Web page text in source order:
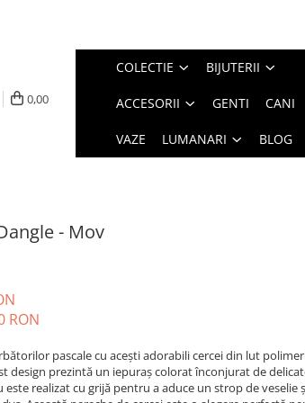
0,00
COLECTIE BIJUTERII
ACCESORII GENTI CANI
VAZE LUMANARI BLOG
- Mov
RON
pascale cu acești adorabili cercei din lut
design prezintă un iepuraș colorat înconjurat de
este realizat cu grijă pentru a aduce un strop de veselie